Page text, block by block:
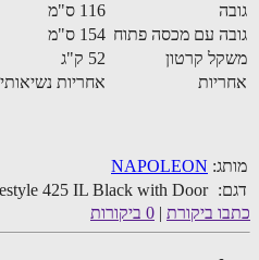
עם מכסה פתוח 154 ס"מ
קרטון
אחריות נשיאותית ל-10 שנים בכפוף לתנאי היצרן
NAPOLEON
Freestyle 425 IL Black with Door
ביקורת|0 ביקורות